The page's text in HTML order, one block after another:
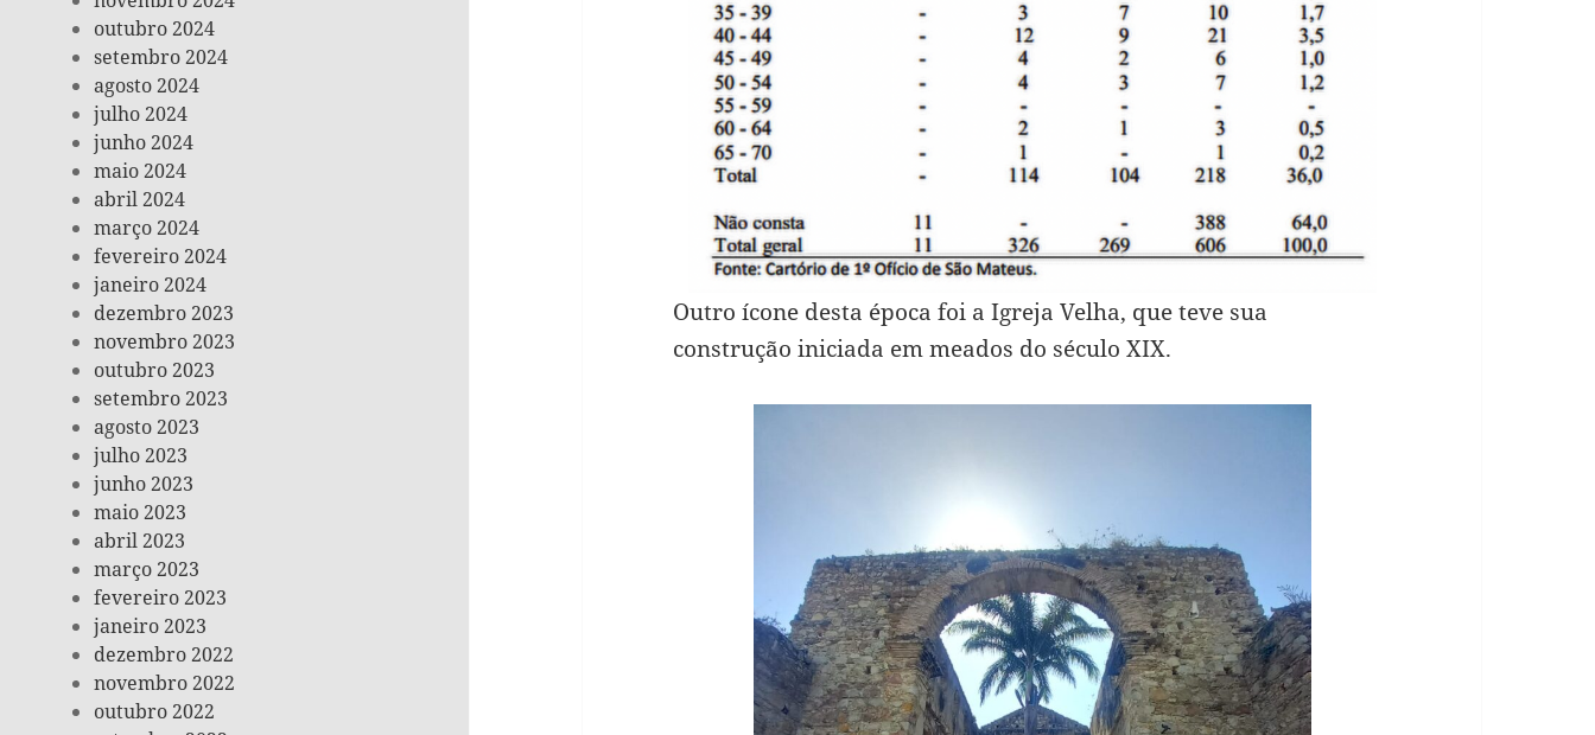
outubro 2024
setembro 2024
agosto 2024
julho 2024
junho 2024
maio 2024
abril 2024
março 2024
fevereiro 2024
janeiro 2024
dezembro 2023
novembro 2023
outubro 2023
setembro 2023
agosto 2023
julho 2023
junho 2023
maio 2023
abril 2023
março 2023
fevereiro 2023
janeiro 2023
dezembro 2022
novembro 2022
outubro 2022
Outro ícone desta época foi a Igreja Velha, que teve sua
construção iniciada em meados do século XIX.